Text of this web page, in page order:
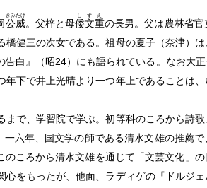
公威
きみたけ
。父梓と母倭文重
しずえ
の長男。父は農林省
健三の次女である。祖母の夏子（奈津）
白』（昭24）にも語られている。なお大
下で井上光晴より一つ年上であることは
で、学習院で学ぶ。初等科のころから詩
六年、国文学の師である清水文雄の推薦
ころから清水文雄を通じて「文芸文化」
をもったが、他面、ラディゲの『ドルジ